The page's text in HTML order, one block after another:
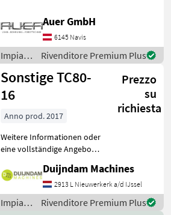
Baujahr 2007, bietet eine
zuverlässige Leistung mit
einer Motorstärke von 10
PS. Mit insgesamt 1000
Betriebsstu
Auer GmbH
6145 Navis
Impianti
di
movimentazione
e
trasporto
/
Rivenditore Premium Plus
Sonstige TC80-
16
Prezzo
su
richiesta
Anno prod. 2017
Weitere Informationen oder
eine vollständige Angebot?
schnell an auf unsere
Duijndam Machines
Website! Sie können uns
auch anrufen.Alle zu
Duijndam Machines
2913 L Nieuwerkerk a/d IJssel
Impianti
Rivenditore Premium Plus